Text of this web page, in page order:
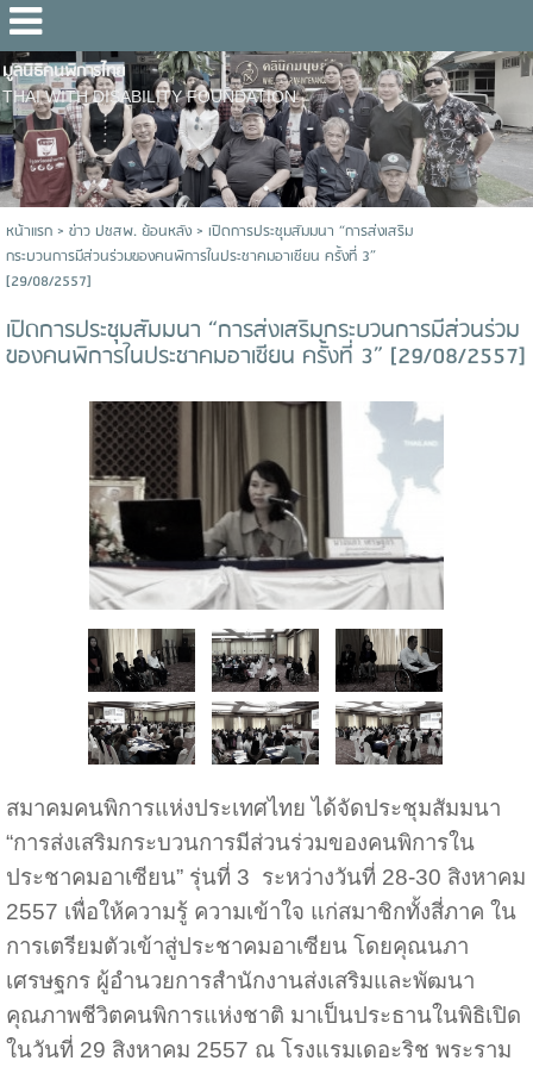
มูลนิธิคนพิการไทย
THAI WITH DISABILITY FOUNDATION
หน้าแรก> ข่าว ปชสพ. ย้อนหลัง> เปิดการประชุมสัมมนา “การส่งเสริม
กระบวนการมีส่วนร่วมของคนพิการในประชาคมอาเซียน ครั้งที่ 3”
[29/08/2557]
เปิดการประชุมสัมมนา “การส่งเสริมกระบวนการมีส่วนร่วม
ของคนพิการในประชาคมอาเซียน ครั้งที่ 3” [29/08/2557]
สมาคมคนพิการแห่งประเทศไทย ได้จัดประชุมสัมมนา
“การส่งเสริมกระบวนการมีส่วนร่วมของคนพิการใน
ประชาคมอาเซียน” รุ่นที่ 3 ระหว่างวันที่ 28-30 สิงหาคม
2557 เพื่อให้ความรู้ ความเข้าใจ แก่สมาชิกทั้งสี่ภาค ใน
การเตรียมตัวเข้าสู่ประชาคมอาเซียน โดยคุณนภา
เศรษฐกร ผู้อำนวยการสำนักงานส่งเสริมและพัฒนา
คุณภาพชีวิตคนพิการแห่งชาติ มาเป็นประธานในพิธิเปิด
ในวันที่ 29 สิงหาคม 2557 ณ โรงแรมเดอะริช พระราม